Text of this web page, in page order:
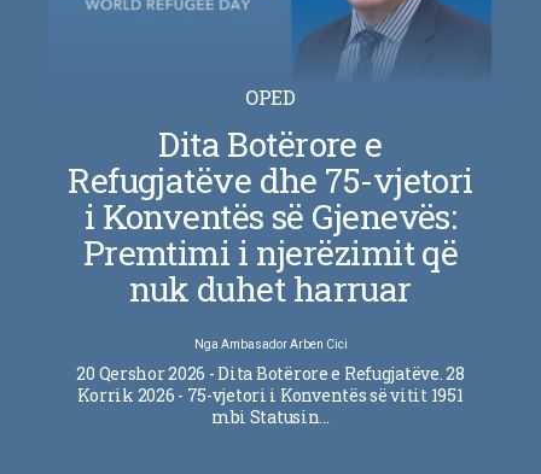
OPED
Dita Botërore e
Refugjatëve dhe 75-vjetori
i Konventës së Gjenevës:
Premtimi i njerëzimit që
nuk duhet harruar
Nga Ambasador Arben Cici
20 Qershor 2026 - Dita Botërore e Refugjatëve. 28
Korrik 2026 - 75-vjetori i Konventës së vitit 1951
mbi Statusin…